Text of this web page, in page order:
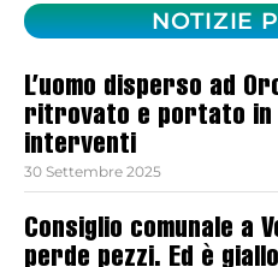
NOTIZIE
L’uomo disperso ad
ritrovato e portato in
interventi
30 Settembre 2025
Consiglio comunale a
perde pezzi. Ed è